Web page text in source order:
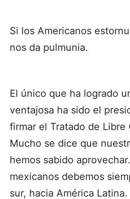
Si los Americanos
nos da pulmunia.
El único que ha logrado
ventajosa ha sido el
firmar el Tratado de Libre
Mucho se dice que
hemos sabido
mexicanos debemos
sur, hacia América Latina.